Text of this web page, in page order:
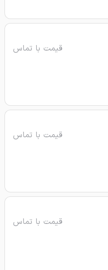
قیمت با تماس
قیمت با تماس
قیمت با تماس